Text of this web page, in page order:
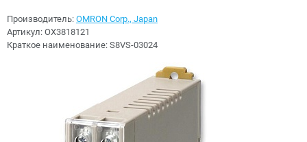
Производитель: OMRON Corp., Japan
Артикул: OX3818121
Краткое наименование: S8VS-03024